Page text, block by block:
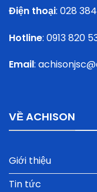
Điện thoại: 028
Hotline: 0913 820
Email:
VỀ ACHISON
Giới thiệu
Tin tức